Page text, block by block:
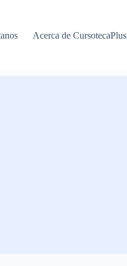
Acerca de CursotecaPlus